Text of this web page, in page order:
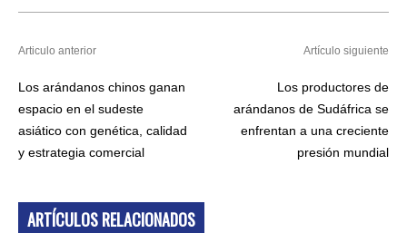
Articulo anterior
Los arándanos chinos ganan
espacio en el sudeste
asiático con genética, calidad
y estrategia comercial
Artículo siguiente
Los productores de
arándanos de Sudáfrica se
enfrentan a una creciente
presión mundial
ARTÍCULOS RELACIONADOS